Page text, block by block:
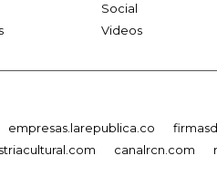
Social
Videos
empresas.larepublica.co
canalrcn.com